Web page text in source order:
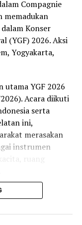
Compagnie
memadukan
Konser
(YGF) 2026. Aksi
Yogyakarta,
utama YGF 2026
Acara diikuti
serta
ini,
merasakan
instrumen
ruang
salah satu
menciptakan